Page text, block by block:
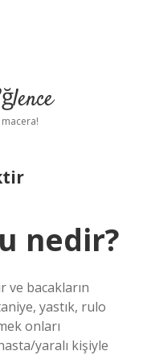
nedir?
ve bacakların
yastık, rulo
onları
yaralı kişiyle